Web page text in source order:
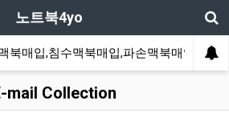
노트북4yo
북매입,침수맥북매입,파손맥북매입 고
mail Collection